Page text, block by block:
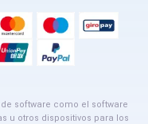
software como el software
u otros dispositivos para los